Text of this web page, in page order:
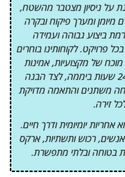
על ניסיון מצטבר מהשטח,
מיומן ומערך פיקוח ובקרה
ביצוע גבוהה ועמידה
פרויקט. לקוחותינו בוחרים
של מקצועיות, אמינות
ושירות אחראי וזמין 24 שעות ביממה, לצד הבנה
משתנים והתאמה מדויקת
זירה.
אחריות יומיומית ודרך חיים.
רכוש ותשתיות, ארקס
בטוחה ובלתי מתפשרת.